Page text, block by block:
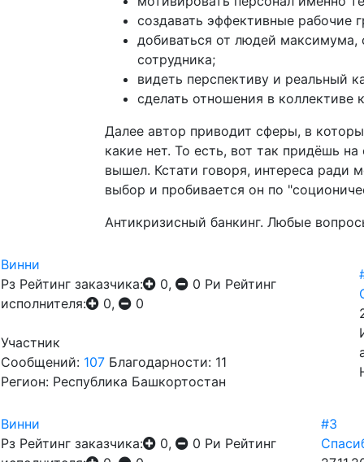
создавать эффективные рабочие
добиваться от людей максимума,
сотрудника;
видеть перспективу и реальный
сделать отношения в коллективе
Далее автор приводит сферы, в
какие нет. То есть, вот так придёшь
вышел. Кстати говоря, интереса ради
выбор и пробивается он по
Антикризисный банкинг. Любые
Винни
Рз Рейтинг заказчика: 0, 0 Ри Рейтинг
исполнителя:
0, 0
Участник
Сообщений: 107 Благодарности: 11
Регион: Республика Башкортостан
Винни
Рз Рейтинг заказчика: 0, 0 Ри Рейтинг
#3